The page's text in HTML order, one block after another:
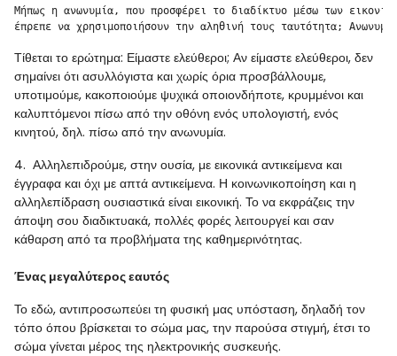
Μήπως η ανωνυμία, που προσφέρει το διαδίκτυο μέσω των
έπρεπε να χρησιμοποιήσουν την αληθινή τους ταυτότητα;
Τίθεται το ερώτημα: Είμαστε ελεύθεροι; Αν είμαστε ελεύθεροι, δεν
σημαίνει ότι ασυλλόγιστα και χωρίς όρια προσβάλλουμε,
υποτιμούμε, κακοποιούμε ψυχικά οποιονδήποτε, κρυμμένοι και
καλυπτόμενοι πίσω από την οθόνη ενός υπολογιστή, ενός
κινητού, δηλ. πίσω από την ανωνυμία.
4. Αλληλεπιδρούμε, στην ουσία, με εικονικά αντικείμενα και
έγγραφα και όχι με απτά αντικείμενα. Η κοινωνικοποίηση και η
αλληλεπίδραση ουσιαστικά είναι εικονική. Το να εκφράζεις την
άποψη σου διαδικτυακά, πολλές φορές λειτουργεί και σαν
κάθαρση από τα προβλήματα της καθημερινότητας.
Ένας μεγαλύτερος εαυτός
Το εδώ, αντιπροσωπεύει τη φυσική μας υπόσταση, δηλαδή τον
τόπο όπου βρίσκεται το σώμα μας, την παρούσα στιγμή, έτσι το
σώμα γίνεται μέρος της ηλεκτρονικής συσκευής.